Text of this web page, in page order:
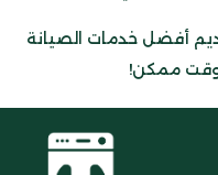
أفضل خدمات الصيانة
وقت ممكن!